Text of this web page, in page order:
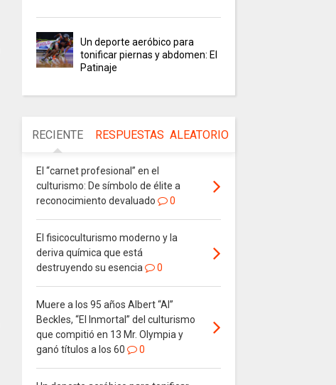
Un deporte aeróbico para
tonificar piernas y abdomen: El
Patinaje
RECIENTE RESPUESTAS ALEATORIO
El “carnet profesional” en el
culturismo: De símbolo de élite a
reconocimiento devaluado
0
El fisicoculturismo moderno y la
deriva química que está
destruyendo su esencia
0
Muere a los 95 años Albert “Al”
Beckles, “El Inmortal” del culturismo
que compitió en 13 Mr. Olympia y
ganó títulos a los 60
0